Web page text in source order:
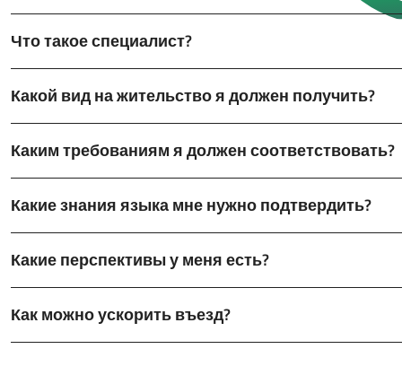
Что такое специалист?
Какой вид на жительство я должен получить?
Каким требованиям я должен соответствовать?
Какие знания языка мне нужно подтвердить?
Какие перспективы у меня есть?
Как можно ускорить въезд?